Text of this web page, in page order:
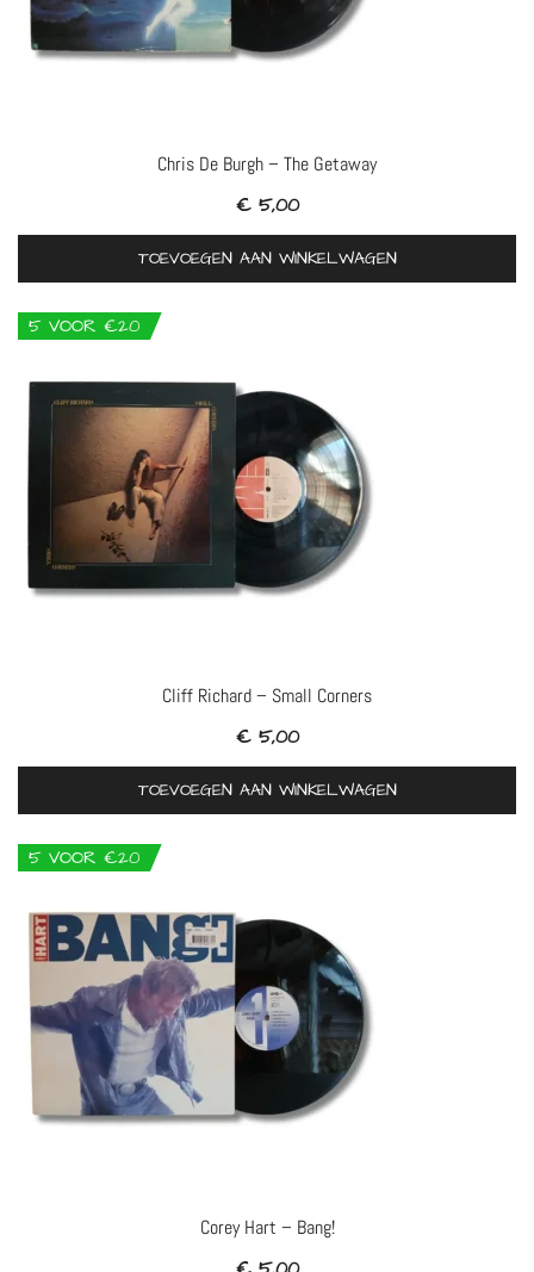
Chris De Burgh – The Getaway
€5,00
TOEVOEGEN AAN WINKELWAGEN
5 VOOR €20
Cliff Richard – Small Corners
€5,00
TOEVOEGEN AAN WINKELWAGEN
5 VOOR €20
Corey Hart – Bang!